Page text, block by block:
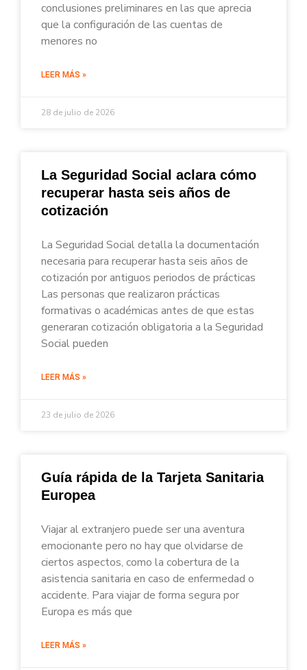
conclusiones preliminares en las que aprecia
que la configuración de las cuentas de
menores no
LEER MÁS »
28 de julio de 2026
La Seguridad Social aclara cómo
recuperar hasta seis años de
cotización
La Seguridad Social detalla la documentación
necesaria para recuperar hasta seis años de
cotización por antiguos periodos de prácticas
Las personas que realizaron prácticas
formativas o académicas antes de que estas
generaran cotización obligatoria a la Seguridad
Social pueden
LEER MÁS »
23 de julio de 2026
Guía rápida de la Tarjeta Sanitaria
Europea
Viajar al extranjero puede ser una aventura
emocionante pero no hay que olvidarse de
ciertos aspectos, como la cobertura de la
asistencia sanitaria en caso de enfermedad o
accidente. Para viajar de forma segura por
Europa es más que
LEER MÁS »